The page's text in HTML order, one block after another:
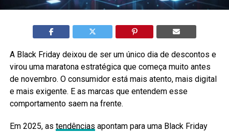
A Black Friday deixou de ser um único dia de descontos e
virou uma maratona estratégica que começa muito antes
de novembro. O consumidor está mais atento, mais digital
e mais exigente. E as marcas que entendem esse
comportamento saem na frente.
Em 2025, as tendências apontam para uma Black Friday